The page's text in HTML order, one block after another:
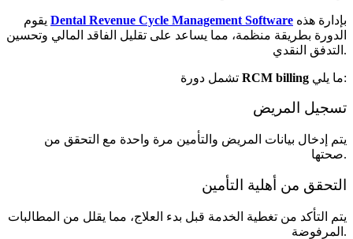
Dental Revenue Cycle Management Software
الدورة بطريقة منظمة، مما يساعد على تقليل الفاقد المالي وتحسين
التدفق النقدي.
RCM billing ما يلي:
تسجيل المريض
يتم إدخال بيانات المريض والتأمين مرة واحدة مع التحقق من
صحتها.
التحقق من أهلية التأمين
يتم التأكد من تغطية الخدمة قبل بدء العلاج، مما يقلل من المطالبات
المرفوضة.